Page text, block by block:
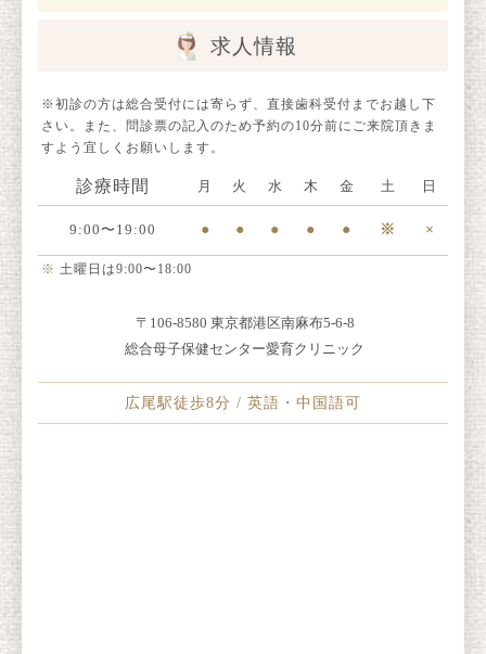
求人情報
※初診の方は総合受付には寄らず、直接歯科受付までお越し下
さい。また、問診票の記入のため予約の10分前にご来院頂きま
すよう宜しくお願いします。
診療時間 月 火 水 木 金 土 日
9:00〜19:00 ● ● ● ● ● ※ ×
※ 土曜日は9:00〜18:00
〒106-8580 東京都港区南麻布5-6-8
総合母子保健センター愛育クリニック
広尾駅徒歩8分 / 英語・中国語可